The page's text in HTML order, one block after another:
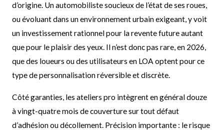
d’origine. Un automobiliste soucieux de l’état de ses roues,
ou évoluant dans un environnement urbain exigeant, y voit
un investissement rationnel pour la revente future autant
que pour le plaisir des yeux. Il n’est donc pas rare, en 2026,
que des loueurs ou des utilisateurs en LOA optent pour ce
type de personnalisation réversible et discrète.
Côté garanties, les ateliers pro intègrent en général douze
à vingt-quatre mois de couverture sur tout défaut
d’adhésion ou décollement. Précision importante : le risque